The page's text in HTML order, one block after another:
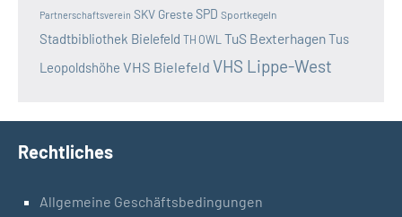
Partnerschaftsverein SKV GresteSPD Sportkegeln
Stadtbibliothek Bielefeld TH OWL TuS BexterhagenTus
Leopoldshöhe VHS Bielefeld VHS Lippe-West
Rechtliches
Allgemeine Geschäftsbedingungen